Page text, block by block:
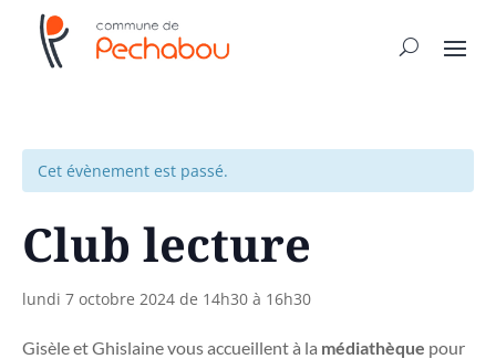
Cet évènement est passé.
Club lecture
lundi 7 octobre 2024 de 14h30 à 16h30
Gisèle et Ghislaine vous accueillent à la médiathèque pour